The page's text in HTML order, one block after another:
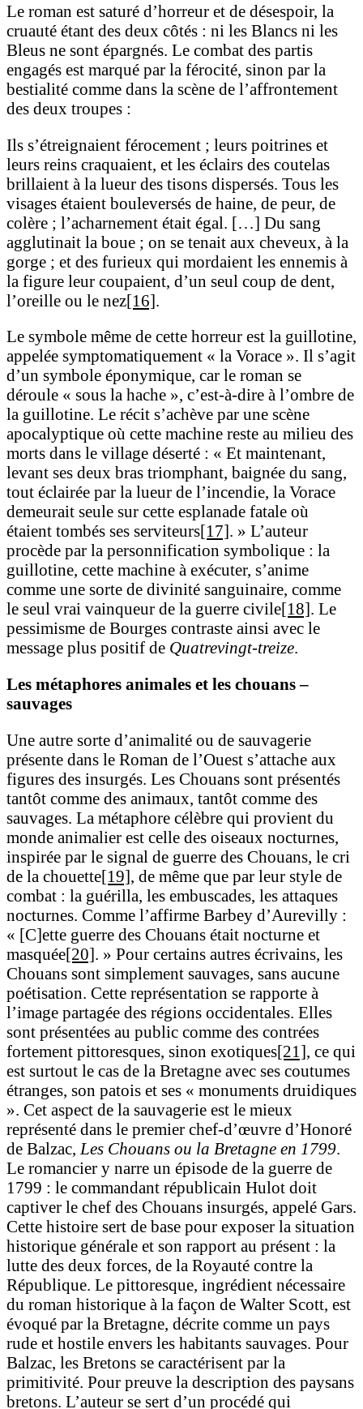
Le roman est saturé d’horreur et de désespoir, la
cruauté étant des deux côtés : ni les Blancs ni les
Bleus ne sont épargnés. Le combat des partis
engagés est marqué par la férocité, sinon par la
bestialité comme dans la scène de l’affrontement
des deux troupes :
Ils s’étreignaient férocement ; leurs poitrines et
leurs reins craquaient, et les éclairs des coutelas
brillaient à la lueur des tisons dispersés. Tous les
visages étaient bouleversés de haine, de peur, de
colère ; l’acharnement était égal. […] Du sang
agglutinait la boue ; on se tenait aux cheveux, à la
gorge ; et des furieux qui mordaient les ennemis à
la figure leur coupaient, d’un seul coup de dent,
l’oreille ou le nez[16]
Le symbole même de cette horreur est la guillotine,
appelée symptomatiquement « la Vorace ». Il s’agit
d’un symbole éponymique, car le roman se
déroule « sous la hache », c’est-à-dire à l’ombre de
la guillotine. Le récit s’achève par une scène
apocalyptique où cette machine reste au milieu des
morts dans le village déserté : « Et maintenant,
levant ses deux bras triomphant, baignée du sang,
tout éclairée par la lueur de l’incendie, la Vorace
demeurait seule sur cette esplanade fatale où
étaient tombés ses serviteurs[17]. » L’auteur
procède par la personnification symbolique : la
guillotine, cette machine à exécuter, s’anime
comme une sorte de divinité sanguinaire, comme
le seul vrai vainqueur de la guerre civile[18]. Le
pessimisme de Bourges contraste ainsi avec le
message plus positif de Quatrevingt-treize.
Les métaphores animales et les chouans –
sauvages
Une autre sorte d’animalité ou de sauvagerie
présente dans le Roman de l’Ouest s’attache aux
figures des insurgés. Les Chouans sont présentés
tantôt comme des animaux, tantôt comme des
sauvages. La métaphore célèbre qui provient du
monde animalier est celle des oiseaux nocturnes,
inspirée par le signal de guerre des Chouans, le cri
de la chouette[19], de même que par leur style de
combat : la guérilla, les embuscades, les attaques
nocturnes. Comme l’affirme Barbey d’Aurevilly :
« [C]ette guerre des Chouans était nocturne et
masquée[20]. » Pour certains autres écrivains, les
Chouans sont simplement sauvages, sans aucune
poétisation. Cette représentation se rapporte à
l’image partagée des régions occidentales. Elles
sont présentées au public comme des contrées
fortement pittoresques, sinon exotiques[21], ce qui
est surtout le cas de la Bretagne avec ses coutumes
étranges, son patois et ses « monuments druidiques
». Cet aspect de la sauvagerie est le mieux
représenté dans le premier chef-d’œuvre d’Honoré
de Balzac, Les Chouans ou la Bretagne en 1799.
Le romancier y narre un épisode de la guerre de
1799 : le commandant républicain Hulot doit
captiver le chef des Chouans insurgés, appelé Gars.
Cette histoire sert de base pour exposer la situation
historique générale et son rapport au présent : la
lutte des deux forces, de la Royauté contre la
République. Le pittoresque, ingrédient nécessaire
du roman historique à la façon de Walter Scott, est
évoqué par la Bretagne, décrite comme un pays
rude et hostile envers les habitants sauvages. Pour
Balzac, les Bretons se caractérisent par la
primitivité. Pour preuve la description des paysans
bretons. L’auteur se sert d’un procédé qui